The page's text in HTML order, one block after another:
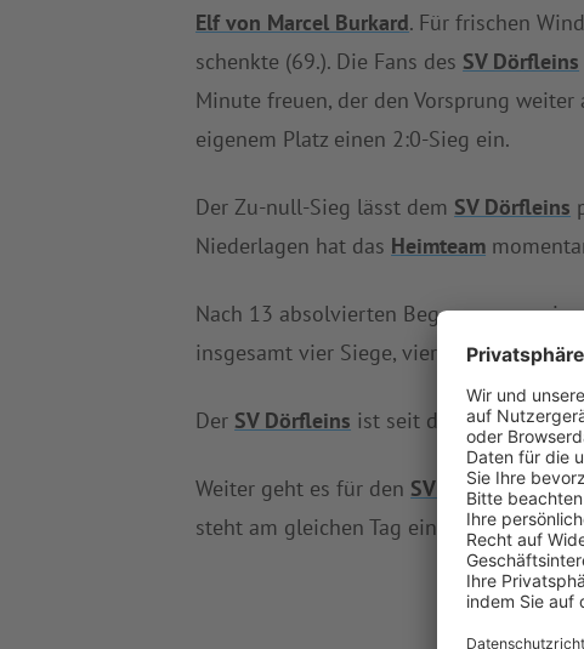
Elf von Marcel Burkard. Für frischen
schenkte (69.). Die Fans des SV Dörfleins
Minute freuen, der den Vorsprung
eigenem Platz einen 2:0-Sieg ein.
Der Zu-null-Sieg lässt dem SV Dörfleins
Niederlagen hat das Heimteam
Nach 13 absolvierten Begegnungen
insgesamt vier Siege, vier Remis und
Der SV Dörfleins ist seit drei Spielen
Weiter geht es für den SV Dörfleinsam
steht am gleichen Tag ein Duell mit